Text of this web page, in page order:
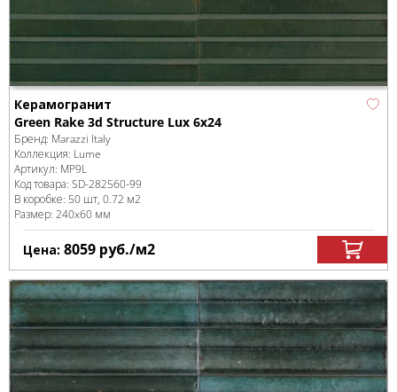
Керамогранит
Green Rake 3d Structure Lux 6x24
Бренд: Marazzi Italy
Коллекция: Lume
Артикул: MP9L
Код товара: SD-282560-99
В коробке: 50 шт, 0.72 м2
Размер: 240x60 мм
Цена: 8059 руб./м2